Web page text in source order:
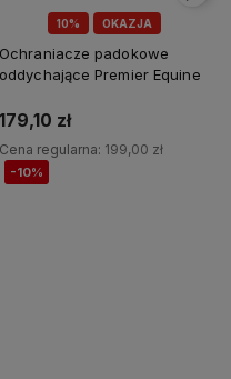
10% OKAZJA
Ochraniacze padokowe
oddychające Premier Equine
179,10 zł
Cena regularna: 199,00 zł
-10%